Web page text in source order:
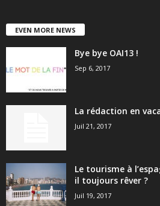
EVEN MORE NEWS
Bye bye OAI13 !
Sep 6, 2017
La rédaction en
Juil 21, 2017
Le tourisme à
il toujours rêver ?
Juil 19, 2017